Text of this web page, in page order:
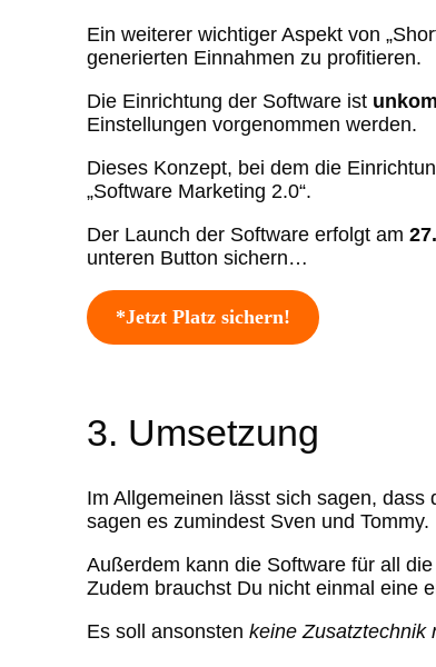
Ein weiterer wichtiger Aspekt von
generierten Einnahmen zu profitieren.
Die Einrichtung der Software ist
Einstellungen vorgenommen werden.
Dieses Konzept, bei dem die
„Software Marketing 2.0“.
Der Launch der Software erfolgt am
unteren Button sichern…
*Jetzt Platz sichern!
3. Umsetzung
Im Allgemeinen lässt sich sagen,
sagen es zumindest Sven und Tommy.
Außerdem kann die Software für all
Zudem brauchst Du nicht einmal eine
Es soll ansonsten keine Zusatztechnik